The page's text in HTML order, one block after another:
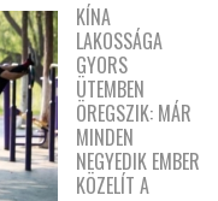
KÍNA
LAKOSSÁGA
GYORS
ÜTEMBEN
ÖREGSZIK: MÁR
MINDEN
NEGYEDIK EMBER
KÖZELÍT A